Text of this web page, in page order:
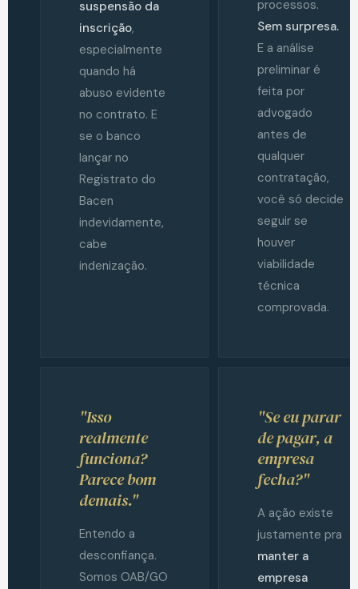
suspensão da
inscrição,
especialmente
quando há
abuso evidente
no contrato. E
se o banco
lançar no
Registrato do
Bacen
indevidamente,
cabe
indenização.
processos.
Sem surpresa.
E a análise
preliminar é
feita por
advogado
antes de
qualquer
contratação,
você só decide
seguir se
houver
viabilidade
técnica
comprovada.
"Isso
realmente
funciona?
Parece bom
demais."
Entendo a
desconfiança.
Somos OAB/GO
"Se eu parar
de pagar, a
empresa
fecha?"
A ação existe
justamente pra
manter a
empresa